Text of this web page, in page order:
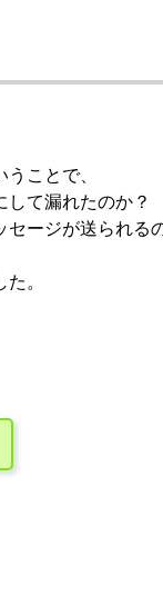
ことで、
して漏れたのか？
セージが送られる
。